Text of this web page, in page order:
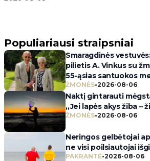
Populiariausi straipsniai
Smaragdinės
pilietis A. Vinkus su
55-ąsias santuokos
ŽMONĖS•2026-08-06
Naktį gintarauti
„Jei lapės akys žiba –
ŽMONĖS•2026-08-06
Neringos gelbėtojai
ne visi poilsiautojai
PAKRANTĖ•2026-08-06